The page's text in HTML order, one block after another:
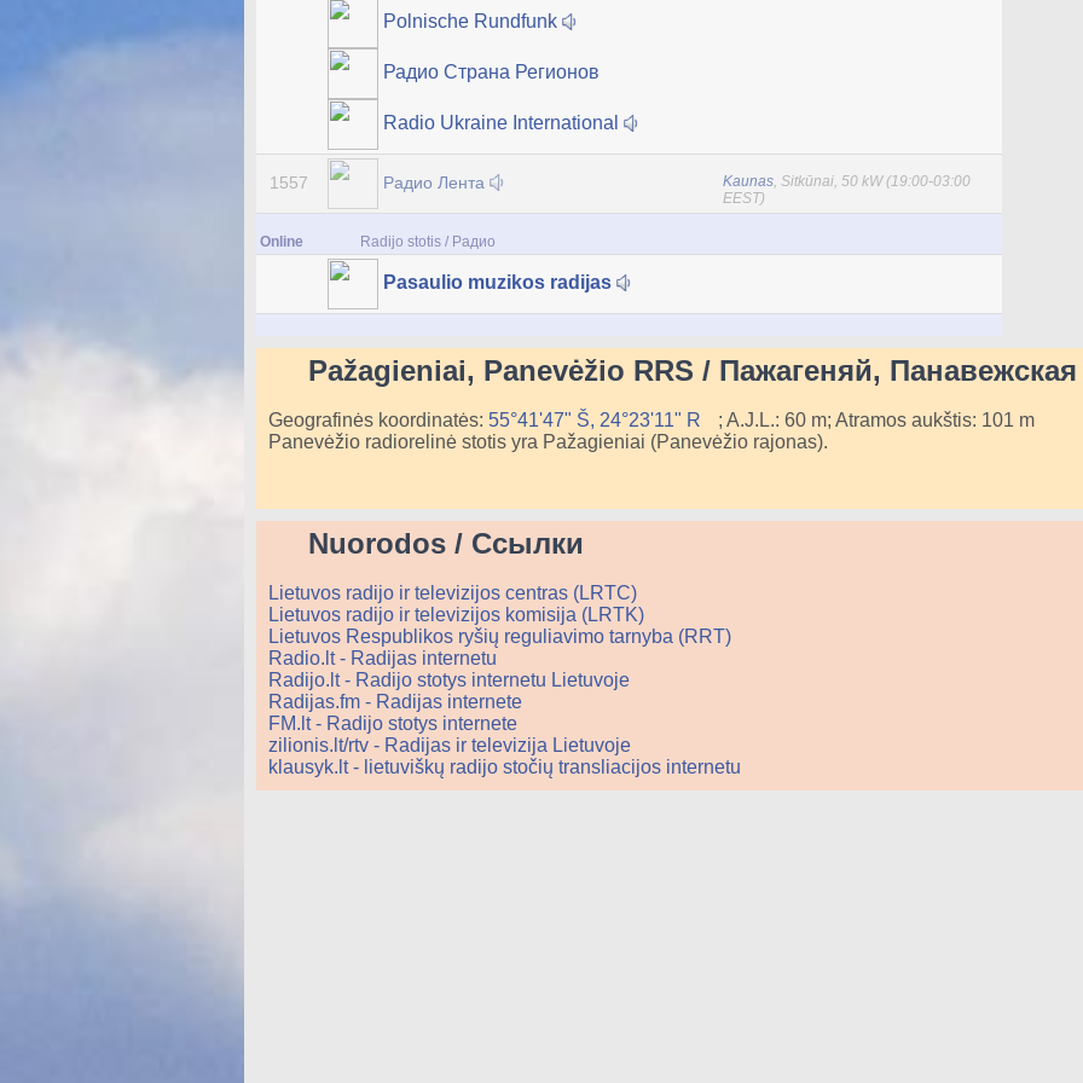
Polnische Rundfunk
Радио Страна Регионов
Radio Ukraine International
1557 Радио Лента Kaunas, Sitkūnai, 50 kW (19:00-03:00
EEST)
Online Radijo stotis / Радио
Pasaulio muzikos radijas
Pažagieniai, Panevėžio RRS / Пажагеняй,
Geografinės koordinatės: 55°41'47" Š, 24°23'11" R
; A.J.L.: 60 m; Atramos aukštis: 101 m
Panevėžio radiorelinė stotis yra Pažagieniai (Panevėžio rajonas).
Nuorodos / Ссылки
Lietuvos radijo ir televizijos centras (LRTC)
Lietuvos radijo ir televizijos komisija (LRTK)
Lietuvos Respublikos ryšių reguliavimo tarnyba (RRT)
Radio.lt - Radijas internetu
Radijo.lt - Radijo stotys internetu Lietuvoje
Radijas.fm - Radijas internete
FM.lt - Radijo stotys internete
zilionis.lt/rtv - Radijas ir televizija Lietuvoje
klausyk.lt - lietuviškų radijo stočių transliacijos internetu